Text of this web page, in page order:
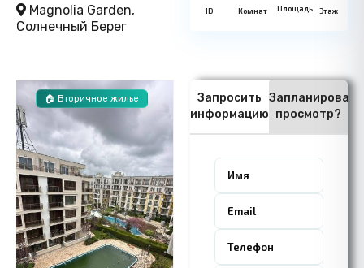
Magnolia Garden,
Солнечный Берег
ID
Комнат
Площадь
Этаж
🏠 Вторичное жилье
Запросить
информацию
Запланировать
просмотр?